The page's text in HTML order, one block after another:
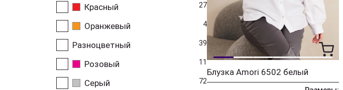
Красный 27
Оранжевый 4
Разноцветный 39
Розовый 11
Серый 72
Блузка Amori 6502 белый